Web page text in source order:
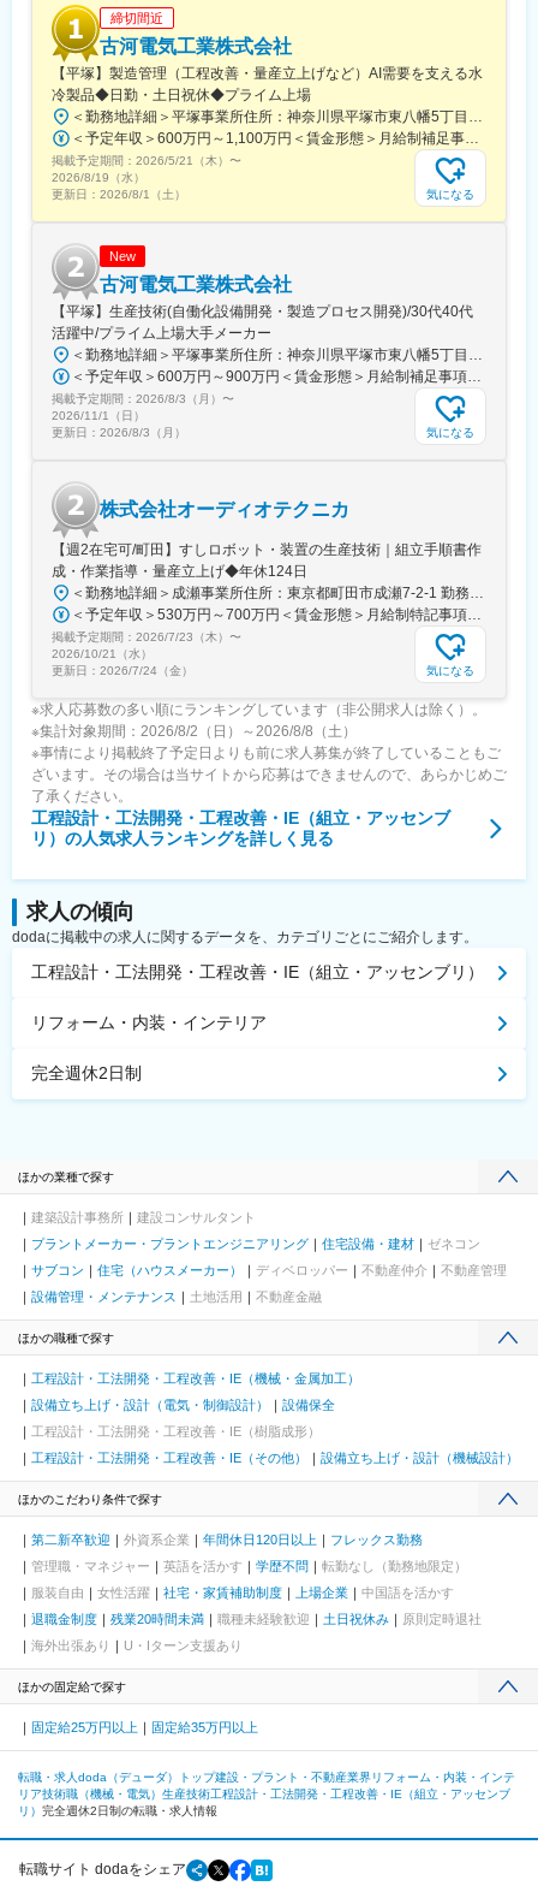
種実験なども自社内で完結しています。また、インドネシアにて
植林事業を展開し、地球とインドネシアの環境を保全するエコリ
ングシステムの構築にも注力しています。
■当社の魅力：
当社は、「人々の住空間はもっと快適になる」と信じて、インテ
リア建材という新たな分野の開発を進めてまいりました。原材料
調達から販売までを一気通貫で行うことで、高いデザイン性を持
つ高耐久かつ高付加価値のインテリア建材を人々の住空間へ提供
変更の範囲：会社の定める業務
締切間近
古河電気工業株式会社
【平塚】製造管理（工程改善・量産立上げなど）AI需要を支える水
冷製品◆日勤・土日祝休◆プライム上場
＜勤務地詳細＞平塚事業所住所：神奈川県平塚市東八幡5丁目1番9号 勤務地最寄駅：JR湘南新宿ライン・東海道本線／平塚駅受動喫煙対策：屋内全面禁煙変更の範囲：会社の定める事業所
＜予定年収＞600万円～1,100万円＜賃金形態＞月給制補足事項なし＜賃金内訳＞月額（基本給）：300,000円～450,000円＜月給＞300,000円～450,000円＜昇給有無＞有＜残業手当＞有＜給与補足＞補足事項なし賃金はあくまでも目安の金額であり、選考を通じて上下する可能性があります。月給(月額)は固定手当を含めた表記です。
掲載予定期間： 2026/5/21（木） 〜
2026/8/19（水）
更新日： 2026/8/1（土） 気になる
New
古河電気工業株式会社
【平塚】生産技術(自働化設備開発・製造プロセス開発)/30代40代
活躍中/プライム上場大手メーカー
＜勤務地詳細＞平塚事業所住所：神奈川県平塚市東八幡5丁目1番9号 勤務地最寄駅：JR湘南新宿ライン・東海道本線／平塚駅受動喫煙対策：屋内全面禁煙変更の範囲：会社の定める事業所（リモートワーク含む）
＜予定年収＞600万円～900万円＜賃金形態＞月給制補足事項なし＜賃金内訳＞月額（基本給）：250,000円～450,000円＜月給＞250,000円～450,000円＜昇給有無＞有＜残業手当＞有＜給与補足＞補足事項なし賃金はあくまでも目安の金額であり、選考を通じて上下する可能性があります。月給(月額)は固定手当を含めた表記です。
掲載予定期間： 2026/8/3（月） 〜
2026/11/1（日）
更新日： 2026/8/3（月） 気になる
株式会社オーディオテクニカ
【週2在宅可/町田】すしロボット・装置の生産技術｜組立手順書作
成・作業指導・量産立上げ◆年休124日
＜勤務地詳細＞成瀬事業所住所：東京都町田市成瀬7-2-1 勤務地最寄駅：横浜線／成瀬駅受動喫煙対策：屋内全面禁煙変更の範囲：会社の定める事業所
＜予定年収＞530万円～700万円＜賃金形態＞月給制特記事項なし＜賃金内訳＞月額（基本給）：250,300円～340,000円その他固定手当/月：20,000円＜月給＞270,300円～360,000円＜昇給有無＞有＜残業手当＞有＜給与補足＞■補足：記載の年収は残業時間20時間を見込んだ金額となっています。■賞与：年2回(6月、12月)■昇給：年1回(6月)に実施会社業績目標他達成の場合、別途臨時賞与あり(上記金額に含まず)賃金はあくまでも目安の金額であり、選考を通じて上下する可能性があります。月給(月額)は固定手当を含めた表記です。
掲載予定期間： 2026/7/23（木） 〜
2026/10/21（水）
更新日： 2026/7/24（金） 気になる
※求人応募数の多い順にランキングしています（非公開求人は除く）。
※集計対象期間：2026/8/2（日）～2026/8/8（土）
※事情により掲載終了予定日よりも前に求人募集が終了していることもご
ざいます。その場合は当サイトから応募はできませんので、あらかじめご
了承ください。
工程設計・工法開発・工程改善・IE（組立・アッセンブ
リ） の人気求人ランキングを詳しく見る
求人の傾向
dodaに掲載中の求人に関するデータを、カテゴリごとにご紹介します。
工程設計・工法開発・工程改善・IE（組立・アッセンブリ）
リフォーム・内装・インテリア
完全週休2日制
ほかの業種で探す
建築設計事務所
建設コンサルタント
プラントメーカー・プラントエンジニアリング
住宅設備・建材
ゼネコン
サブコン
住宅（ハウスメーカー） ディベロッパー 不動産仲介
不動産管理
設備管理・メンテナンス
土地活用 不動産金融
ほかの職種で探す
工程設計・工法開発・工程改善・IE（機械・金属加工）
設備立ち上げ・設計（電気・制御設計）
設備保全
工程設計・工法開発・工程改善・IE（樹脂成形）
工程設計・工法開発・工程改善・IE（その他）
設備立ち上げ・設計（機械設計）
ほかのこだわり条件で探す
第二新卒歓迎 外資系企業 年間休日120日以上
フレックス勤務
管理職・マネジャー
英語を活かす 学歴不問
転勤なし（勤務地限定）
服装自由
女性活躍 社宅・家賃補助制度 上場企業
中国語を活かす
退職金制度
残業20時間未満 職種未経験歓迎 土日祝休み
原則定時退社
海外出張あり
U・Iターン支援あり
ほかの固定給で探す
固定給25万円以上 固定給35万円以上
転職・求人doda（デューダ）トップ建設・プラント・不動産業界リフォーム・内装・インテ
リア技術職（機械・電気） 生産技術工程設計・工法開発・工程改善・IE（組立・アッセンブ
リ） 完全週休2日制の転職・求人情報
転職サイト dodaをシェア